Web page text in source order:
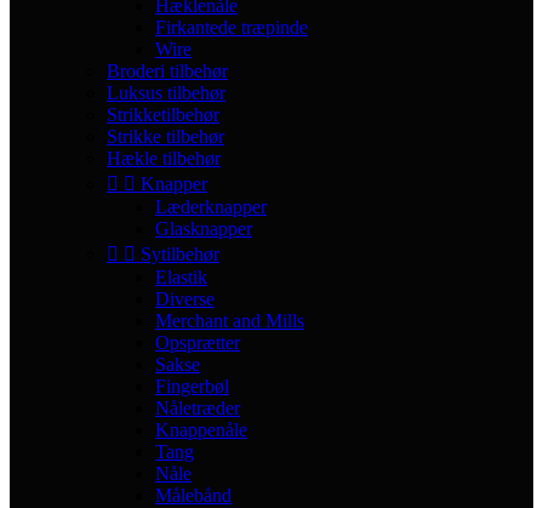
Hæklenåle
Firkantede træpinde
Wire
Broderi tilbehør
Luksus tilbehør
Strikketilbehør
Strikke tilbehør
Hækle tilbehør
  Knapper
Læderknapper
Glasknapper
  Sytilbehør
Elastik
Diverse
Merchant and Mills
Opsprætter
Sakse
Fingerbøl
Nåletræder
Knappenåle
Tang
Nåle
Målebånd